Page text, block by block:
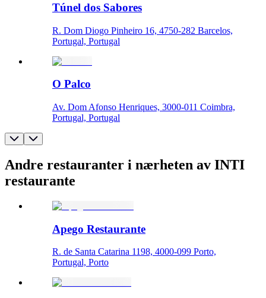
Túnel dos Sabores
R. Dom Diogo Pinheiro 16, 4750-282 Barcelos,
Portugal, Portugal
O Palco
Av. Dom Afonso Henriques, 3000-011 Coimbra,
Portugal, Portugal
Andre restauranter i nærheten av INTI
restaurante
Apego Restaurante
R. de Santa Catarina 1198, 4000-099 Porto,
Portugal, Porto